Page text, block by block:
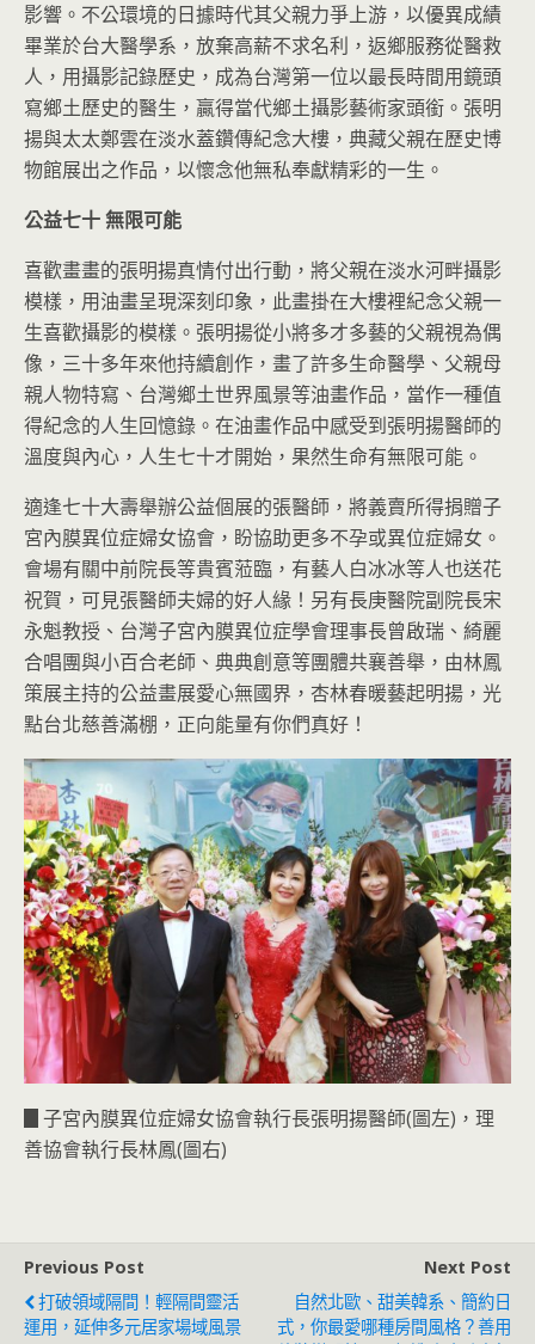
影響。不公環境的日據時代其父親力爭上游，以優異成績
畢業於台大醫學系，放棄高薪不求名利，返鄉服務從醫救
人，用攝影記錄歷史，成為台灣第一位以最長時間用鏡頭
寫鄉土歷史的醫生，贏得當代鄉土攝影藝術家頭銜。張明
揚與太太鄭雲在淡水蓋鑽傳紀念大樓，典藏父親在歷史博
物館展出之作品，以懷念他無私奉獻精彩的一生。
公益七十無限可能
喜歡畫畫的張明揚真情付出行動，將父親在淡水河畔攝影
模樣，用油畫呈現深刻印象，此畫掛在大樓裡紀念父親一
生喜歡攝影的模樣。張明揚從小將多才多藝的父親視為偶
像，三十多年來他持續創作，畫了許多生命醫學、父親母
親人物特寫、台灣鄉土世界風景等油畫作品，當作一種值
得紀念的人生回憶錄。在油畫作品中感受到張明揚醫師的
溫度與內心，人生七十才開始，果然生命有無限可能。
適逢七十大壽舉辦公益個展的張醫師，將義賣所得捐贈子
宮內膜異位症婦女協會，盼協助更多不孕或異位症婦女。
會場有關中前院長等貴賓蒞臨，有藝人白冰冰等人也送花
祝賀，可見張醫師夫婦的好人緣！另有長庚醫院副院長宋
永魁教授、台灣子宮內膜異位症學會理事長曾啟瑞、綺麗
合唱團與小百合老師、典典創意等團體共襄善舉，由林鳳
策展主持的公益畫展愛心無國界，杏林春暖藝起明揚，光
點台北慈善滿棚，正向能量有你們真好！
▊子宮內膜異位症婦女協會執行長張明揚醫師(圖左)，理
善協會執行長林鳳(圖右)
Previous Post
打破領域隔間！輕隔間靈活
運用，延伸多元居家場域風景
Next Post
自然北歐、甜美韓系、簡約日
式，你最愛哪種房間風格？善用